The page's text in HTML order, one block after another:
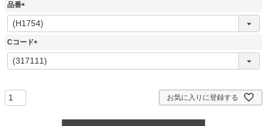
品番
(
必
須
Cコード
(
必
お気に入りに登録する